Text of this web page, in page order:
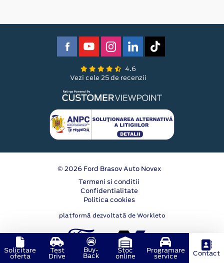
4.6
Vezi cele 25 de recenzii
© 2026 Ford Brasov Auto Novex
Termeni si conditii
Confidentialitate
Politica cookies
platformă dezvoltată de Workleto
Solicitare
oferta
Test
Drive
Buy-
Back
Stoc
online
Programare
service Contact